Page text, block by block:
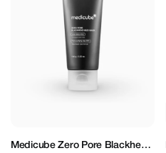
Medicube Zero Pore Blackhead